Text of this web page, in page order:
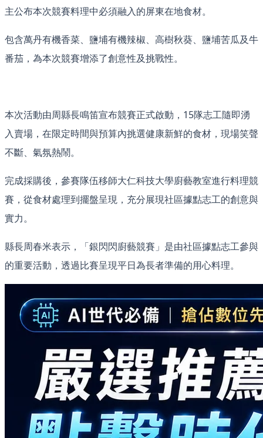
主公布本次競賽料理中必須融入的屏東在地食材。
包含萬丹有機香菜、鹽埔有機辣椒、高樹秋葵、鹽埔苦瓜及牛
番茄，為本次競賽增添了創意性及挑戰性。
本次活動由周縣長鳴笛宣布競賽正式啟動，15隊志工隨即湧
入賣場，在限定時間與預算內挑選健康新鮮的食材，現場笑聲
不斷、氣氛熱鬧。
完成採購後，參賽隊伍移師大仁科技大學廚藝教室進行料理競
賽，從食材處理到擺盤呈現，充分展現社區據點志工的創意與
實力。
縣長周春米表示，「銀閃閃廚藝競賽」是由社區據點志工參與
的重要活動，透過比賽呈現平日為長者準備的用心料理。